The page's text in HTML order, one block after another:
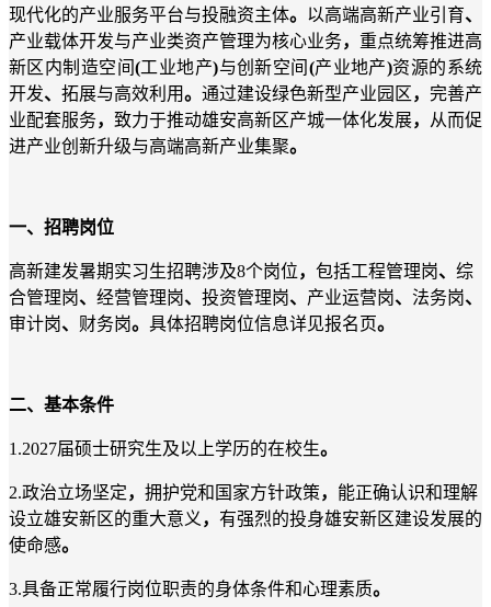
现代化的产业服务平台与投融资主体。 以高端高新产业引育、
产业载体开发与产业类资产管理为核心业务， 重点统筹推进高
新区内制造空间(工业地产)与创新空间 (产业地产)资源的系统
开发、 拓展与高效利用。 通过建设绿色新型产业园区， 完善产
业配套服务， 致力于推动雄安高新区产城一体化发展，
从而促
进产业创新升级与高端高新产业集聚。
一、 招聘岗位
高新建发暑期实习生招聘涉及8个岗位， 包括工程管理岗、 综
合管理岗、 经营管理岗、 投资管理岗、 产业运营岗、 法务岗、
审计岗、 财务岗。 具体招聘岗位信息详见报名页。
二、 基本条件
1.2027届硕士研究生及以上学历的在校生。
2.政治立场坚定， 拥护党和国家方针政策， 能正确认识和理解
设立雄安新区的重大意义 ， 有强烈的投身雄安新区建设发展的
使命感。
3.具备正常履行岗位职责的身体条件和心理素质。